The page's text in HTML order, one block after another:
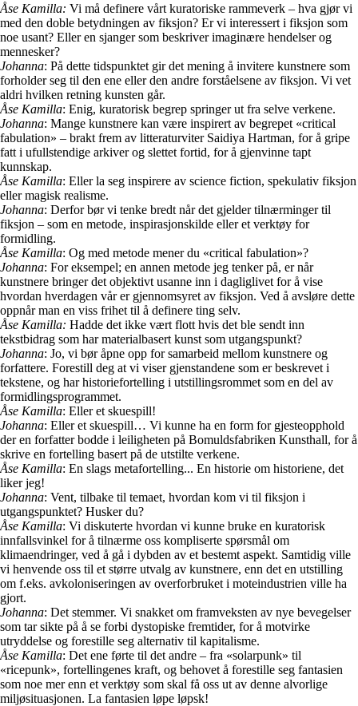
Åse Kamilla: Vi må definere vårt kuratoriske rammeverk – hva gjør vi
med den doble betydningen av fiksjon? Er vi interessert i fiksjon som
noe usant? Eller en sjanger som beskriver imaginære hendelser og
mennesker?
Johanna: På dette tidspunktet gir det mening å invitere kunstnere som
forholder seg til den ene eller den andre forståelsene av fiksjon. Vi vet
aldri hvilken retning kunsten går.
Åse Kamilla: Enig, kuratorisk begrep springer ut fra selve verkene.
Johanna: Mange kunstnere kan være inspirert av begrepet «critical
fabulation» – brakt frem av litteraturviter Saidiya Hartman, for å gripe
fatt i ufullstendige arkiver og slettet fortid, for å gjenvinne tapt
kunnskap.
Åse Kamilla: Eller la seg inspirere av science fiction, spekulativ fiksjon
eller magisk realisme.
Johanna: Derfor bør vi tenke bredt når det gjelder tilnærminger til
fiksjon – som en metode, inspirasjonskilde eller et verktøy for
formidling.
Åse Kamilla: Og med metode mener du «critical fabulation»?
Johanna: For eksempel; en annen metode jeg tenker på, er når
kunstnere bringer det objektivt usanne inn i dagliglivet for å vise
hvordan hverdagen vår er gjennomsyret av fiksjon. Ved å avsløre dette
oppnår man en viss frihet til å definere ting selv.
Åse Kamilla: Hadde det ikke vært flott hvis det ble sendt inn
tekstbidrag som har materialbasert kunst som utgangspunkt?
Johanna: Jo, vi bør åpne opp for samarbeid mellom kunstnere og
forfattere. Forestill deg at vi viser gjenstandene som er beskrevet i
tekstene, og har historiefortelling i utstillingsrommet som en del av
formidlingsprogrammet.
Åse Kamilla: Eller et skuespill!
Johanna: Eller et skuespill… Vi kunne ha en form for gjesteopphold
der en forfatter bodde i leiligheten på Bomuldsfabriken Kunsthall, for å
skrive en fortelling basert på de utstilte verkene.
Åse Kamilla: En slags metafortelling... En historie om historiene, det
liker jeg!
Johanna: Vent, tilbake til temaet, hvordan kom vi til fiksjon i
utgangspunktet? Husker du?
Åse Kamilla: Vi diskuterte hvordan vi kunne bruke en kuratorisk
innfallsvinkel for å tilnærme oss kompliserte spørsmål om
klimaendringer, ved å gå i dybden av et bestemt aspekt. Samtidig ville
vi henvende oss til et større utvalg av kunstnere, enn det en utstilling
om f.eks. avkoloniseringen av overforbruket i moteindustrien ville ha
gjort.
Johanna: Det stemmer. Vi snakket om framveksten av nye bevegelser
som tar sikte på å se forbi dystopiske fremtider, for å motvirke
utryddelse og forestille seg alternativ til kapitalisme.
Åse Kamilla: Det ene førte til det andre – fra «solarpunk» til
«ricepunk», fortellingenes kraft, og behovet å forestille seg fantasien
som noe mer enn et verktøy som skal få oss ut av denne alvorlige
miljøsituasjonen. La fantasien løpe løpsk!